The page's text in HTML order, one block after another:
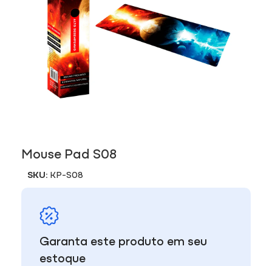
Mouse Pad S08
SKU: KP-S08
Garanta este produto em seu
estoque